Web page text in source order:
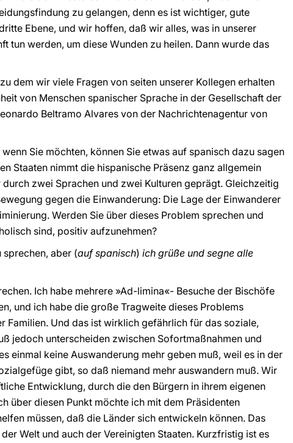
zu gelangen, denn es ist wichtiger, gute
Ebene, und wir hoffen, daß wir alles, was in unserer
tun werden, um diese Wunden zu heilen. Dann wurde das
dem wir viele Fragen von seiten unserer Kollegen erhalten
von Menschen spanischer Sprache in der Gesellschaft der
Beltramo Alvares von der Nachrichtenagentur von
Sie möchten, können Sie etwas auf spanisch dazu sagen
Staaten nimmt die hispanische Präsenz ganz allgemein
zwei Sprachen und zwei Kulturen geprägt. Gleichzeitig
gegen die Einwanderung: Die Lage der Einwanderer
Werden Sie über dieses Problem sprechen und
sind, positiv aufzunehmen?
sprechen, aber (auf spanisch) ich grüße und segne alle
Ich habe mehrere »Ad-limina«- Besuche der Bischöfe
und ich habe die große Tragweite dieses Problems
Familien. Und das ist wirklich gefährlich für das soziale,
jedoch unterscheiden zwischen Sofortmaßnahmen und
einmal keine Auswanderung mehr geben muß, weil es in der
gibt, so daß niemand mehr auswandern muß. Wir
Entwicklung, durch die den Bürgern in ihrem eigenen
über diesen Punkt möchte ich mit dem Präsidenten
müssen, daß die Länder sich entwickeln können. Das
Welt und auch der Vereinigten Staaten. Kurzfristig ist es